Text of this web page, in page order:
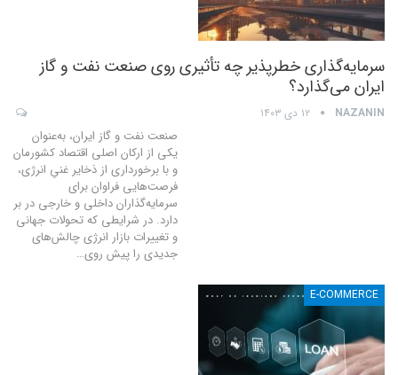
سرمایه‌گذاری خطرپذیر چه تأثیری روی صنعت نفت و گاز
ایران می‌گذارد؟
NAZANIN ۱۲ دی ۱۴۰۳
صنعت نفت و گاز ایران، به‌عنوان
یکی از ارکان اصلی اقتصاد کشورمان
و با برخورداری از ذخایر غنیِ انرژی،
فرصت‌هایی فراوان برای
سرمایه‌گذاران داخلی و خارجی در بر
دارد. در شرایطی که تحولات جهانی
و تغییرات بازار انرژی چالش‌های
جدیدی را پیش روی…
E-COMMERCE